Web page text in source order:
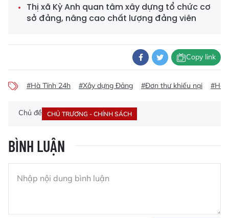
Thị xã Kỳ Anh quan tâm xây dựng tổ chức cơ
sở đảng, nâng cao chất lượng đảng viên
Copy link
#Hà Tĩnh 24h #Xây dựng Đảng #Đơn thư khiếu nại #Hội
Chủ đề CHỦ TRƯƠNG - CHÍNH SÁCH
BÌNH LUẬN